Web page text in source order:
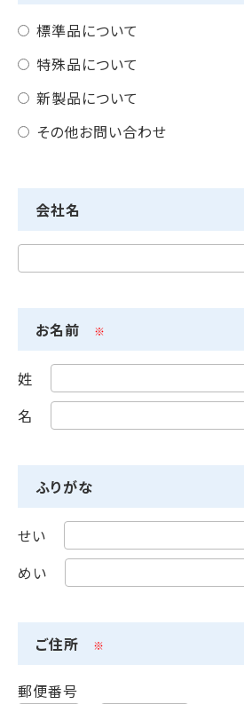
標準品について
特殊品について
新製品について
その他お問い合わせ
会社名
お名前 ※
姓
名
ふりがな
せい
めい
ご住所 ※
郵便番号